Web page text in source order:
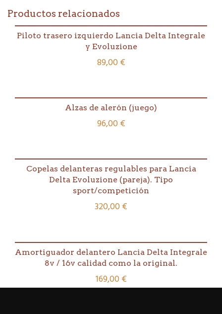
Productos relacionados
Piloto trasero izquierdo Lancia Delta Integrale
y Evoluzione
89,00€
Alzas de alerón (juego)
96,00€
Copelas delanteras regulables para Lancia
Delta Evoluzione (pareja). Tipo
sport/competición
320,00€
Amortiguador delantero Lancia Delta Integrale
8v / 16v calidad como la original.
169,00€